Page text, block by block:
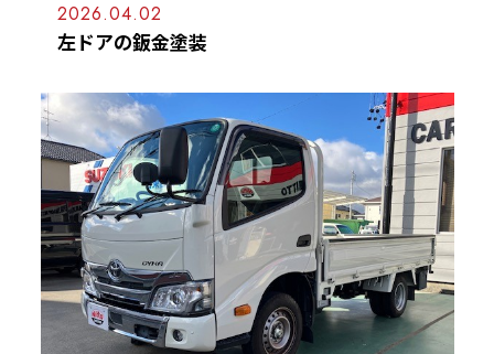
2026.04.02
左ドアの鈑金塗装